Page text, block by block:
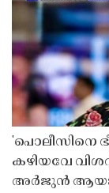
'പൊലീസിനെ
കഴിയവേ
അർജുൻ